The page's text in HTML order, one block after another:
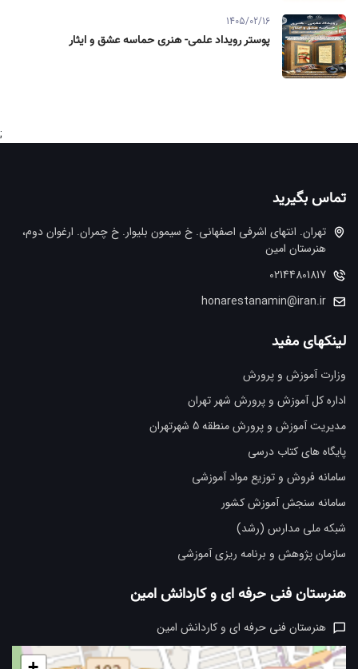
1405/02/16
پوستر رویداد علمی- هنری حماسه عشق و ایثار
;
تماس بگیرید
تهران. انتهاي اشرفي اصفهاني. خ سيمون بليوار. خ چمران. ارغوان دوم،
هنرستان امین
02144801817
honarestanamin@iran.ir
لینکهای مفید
وزارت آموزش و پرورش
اداره کل آموزش و پرورش شهر تهران
مدیریت آموزش و پرورش منطقه 5 شهرتهران
پایگاه های کتاب درسی
سامانه فروش و توزیع مواد آموزشی
سامانه سنجش آموزش کشور
شبکه ملی مدارس (رشد)
سازمان پژوهش و برنامه ریزی آموزشی
هنرستان فنی حرفه ای و کاردانش امین
هنرستان فنی حرفه ای و کاردانش امین